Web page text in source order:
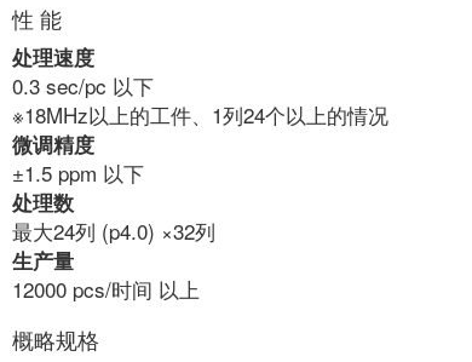
性 能
处理速度
0.3 sec/pc 以下
※18MHz以上的工件、1列24个以上的情况
微调精度
±1.5 ppm 以下
处理数
最大24列 (p4.0) ×32列
生产量
12000 pcs/时间 以上
概略规格